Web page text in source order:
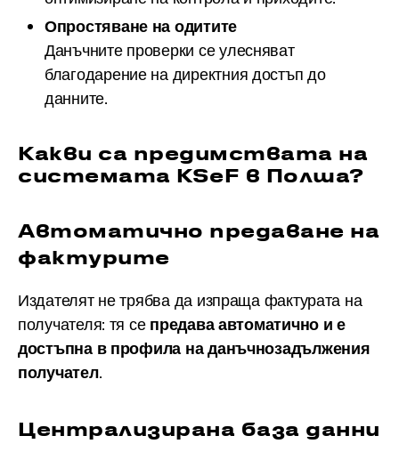
Опростяване на одитите
Данъчните проверки се улесняват
благодарение на директния достъп до
данните.
Какви са предимствата на
системата KSeF в Полша?
Автоматично предаване на
фактурите
Издателят не трябва да изпраща фактурата на
получателя: тя се предава автоматично и е
достъпна в профила на данъчнозадължения
получател.
Централизирана база данни